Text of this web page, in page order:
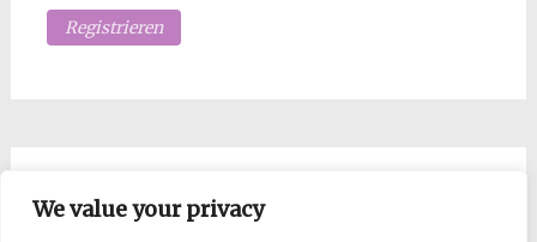
We value your privacy
Los Mopsdame, such!